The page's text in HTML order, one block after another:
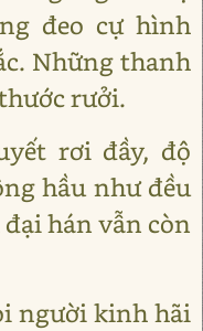
đeo cự hình
Những thanh
rưởi.
rơi đầy, độ
hầu như đều
hán vẫn còn
người kinh hãi